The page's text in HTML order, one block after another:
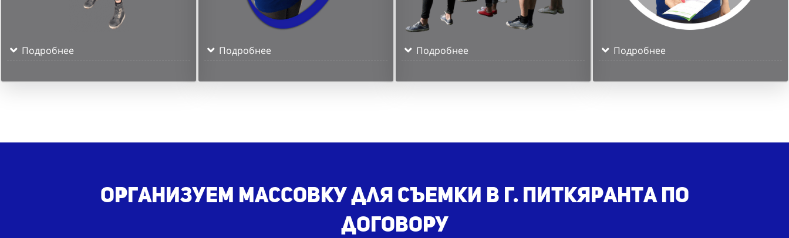
Подробнее Подробнее Подробнее Подробнее
Организуем массовку для съемки в г. Питкяранта по
договору